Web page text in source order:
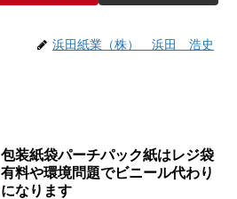
浜田紙業（株） 浜田 浩史
包装紙袋パーチパック紙はレジ袋
有料や環境問題でビニール代わり
になります